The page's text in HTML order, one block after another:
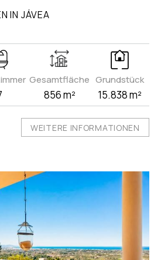
IN JÁVEA
Gesamtfläche
856 m²
Grundstück
15.838 m²
WEITERE INFORMATIONEN